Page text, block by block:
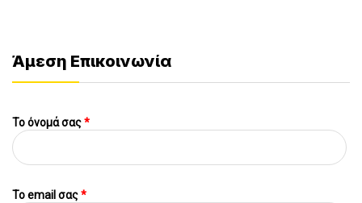
Άμεση Επικοινωνία
Το όνομά σας*
To email σας*